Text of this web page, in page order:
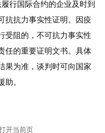
行国际合约的企业及时到
抗抗力事实性证明 。
因疫
受阻的，不可抗力事实性
的重要证明文书。 具体
果为准，谈判时可向国家
助。
开当前页